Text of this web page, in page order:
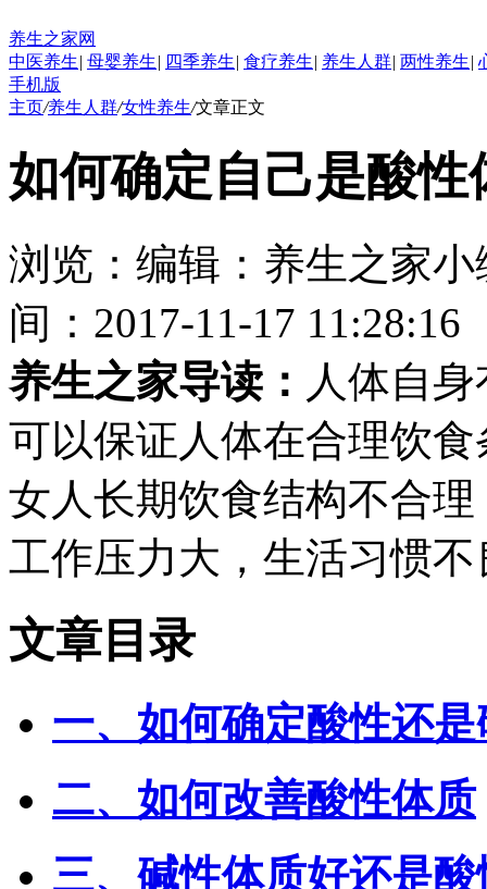
养生之家网
中医养生| 母婴养生| 四季养生| 食疗养生| 养生人群| 两性养生|
手机版
主页/养生人群/女性养生/文章正文
如何确定自己是酸
浏览： 编辑： 养生之家小
间：2017-11-17 11:28:16
养生之家导读： 人体自
可以保证人体在合理饮
女人长期饮食结构不合
工作压力大，生活习惯
文章目录
一、如何确定酸性还
二、如何改善酸性体质
三、碱性体质好还是